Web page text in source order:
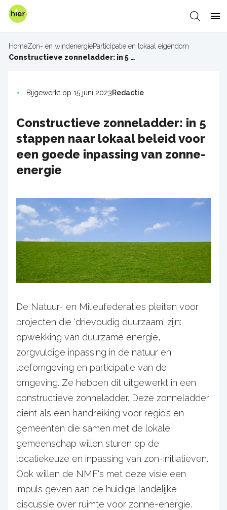
Overslaan
Zoeken
Kruimelpad
HomeZon- en windenergieParticipatie en lokaal eigendom
Constructieve zonneladder: in 5 stappen naar lokaal beleid voor een goede inpassing van zonne-energie
Bijgewerkt op 15 juni 2023Redactie
Constructieve zonneladder: in 5
stappen naar lokaal beleid voor
een goede inpassing van zonne-
energie
De Natuur- en Milieufederaties pleiten voor
projecten die 'drievoudig duurzaam' zijn:
opwekking van duurzame energie,
zorgvuldige inpassing in de natuur en
leefomgeving en participatie van de
omgeving. Ze hebben dit uitgewerkt in een
constructieve zonneladder. Deze zonneladder
dient als een handreiking voor regio’s en
gemeenten die samen met de lokale
gemeenschap willen sturen op de
locatiekeuze en inpassing van zon-initiatieven.
Ook willen de NMF's met deze visie een
impuls geven aan de huidige landelijke
discussie over ruimte voor zonne-energie.